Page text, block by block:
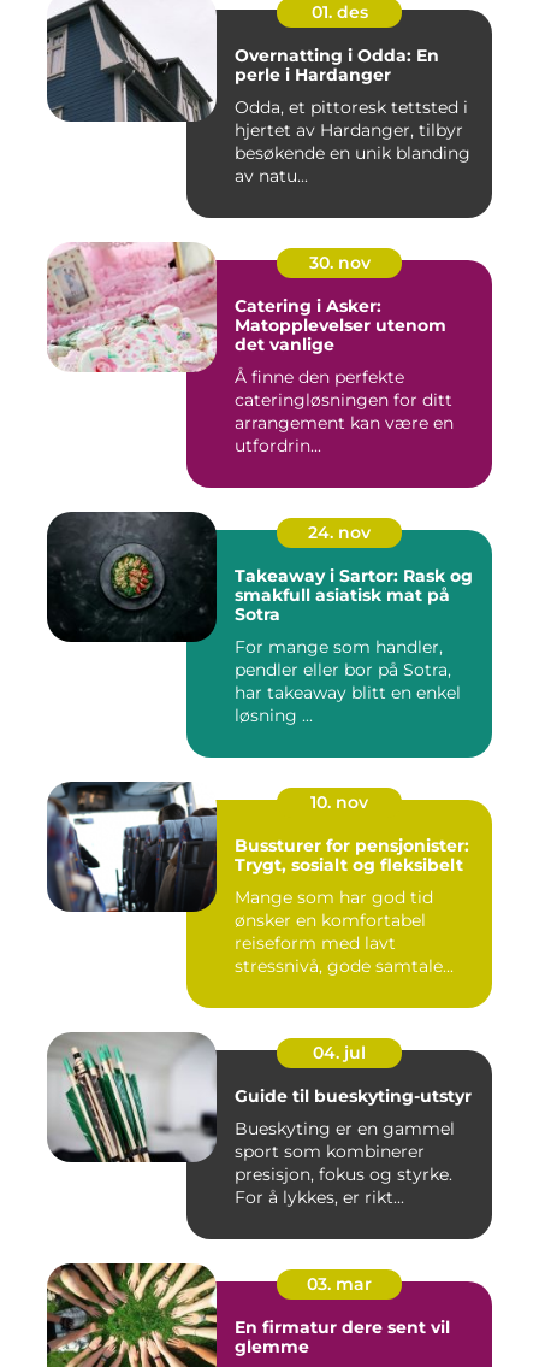
01. des
Overnatting i Odda: En
perle i Hardanger
Odda, et pittoresk tettsted i
hjertet av Hardanger, tilbyr
besøkende en unik blanding
av natu...
30. nov
Catering i Asker:
Matopplevelser utenom
det vanlige
Å finne den perfekte
cateringløsningen for ditt
arrangement kan være en
utfordrin...
24. nov
Takeaway i Sartor: Rask og
smakfull asiatisk mat på
Sotra
For mange som handler,
pendler eller bor på Sotra,
har takeaway blitt en enkel
løsning ...
10. nov
Bussturer for pensjonister:
Trygt, sosialt og fleksibelt
Mange som har god tid
ønsker en komfortabel
reiseform med lavt
stressnivå, gode samtale...
04. jul
Guide til bueskyting-utstyr
Bueskyting er en gammel
sport som kombinerer
presisjon, fokus og styrke.
For å lykkes, er rikt...
03. mar
En firmatur dere sent vil
glemme